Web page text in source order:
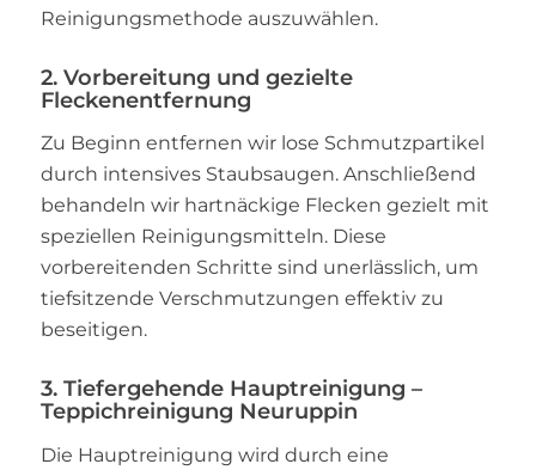
Reinigungsmethode auszuwählen.
2. Vorbereitung und gezielte
Fleckenentfernung
Zu Beginn entfernen wir lose Schmutzpartikel
durch intensives Staubsaugen. Anschließend
behandeln wir hartnäckige Flecken gezielt mit
speziellen Reinigungsmitteln. Diese
vorbereitenden Schritte sind unerlässlich, um
tiefsitzende Verschmutzungen effektiv zu
beseitigen.
3. Tiefergehende Hauptreinigung –
Teppichreinigung Neuruppin
Die Hauptreinigung wird durch eine